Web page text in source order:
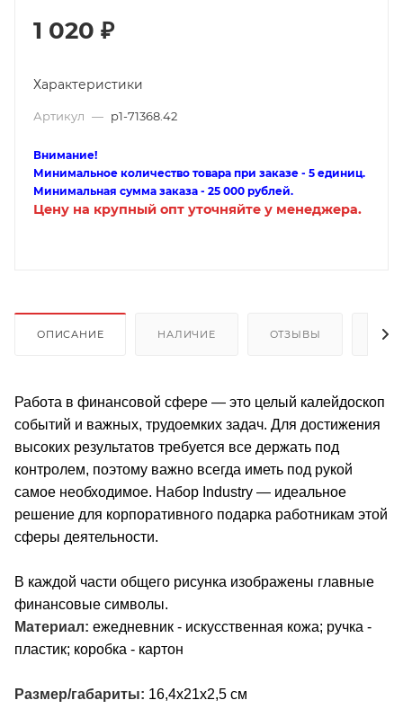
1 020 ₽
Характеристики
Артикул — p1-71368.42
Внимание!
Минимальное количество товара при заказе - 5 единиц.
Минимальная сумма заказа - 25 000 рублей.
Цену на крупный опт уточняйте у менеджера.
ОПИСАНИЕ НАЛИЧИЕ ОТЗЫВЫ
Работа в финансовой сфере — это целый калейдоскоп
событий и важных, трудоемких задач. Для достижения
высоких результатов требуется все держать под
контролем, поэтому важно всегда иметь под рукой
самое необходимое. Набор Industry — идеальное
решение для корпоративного подарка работникам этой
сферы деятельности.
В каждой части общего рисунка изображены главные
финансовые символы.
Материал: ежедневник - искусственная кожа; ручка -
пластик; коробка - картон
Размер/габариты: 16,4х21х2,5 см